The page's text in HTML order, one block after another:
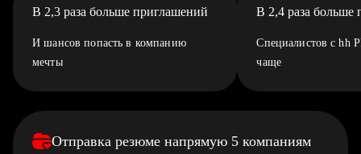
В 2,3 раза больше приглашений
И шансов попасть в компанию
мечты
В 2,4 раза больше
Специалистов с hh
чаще
Отправка резюме напрямую 5 компаниям